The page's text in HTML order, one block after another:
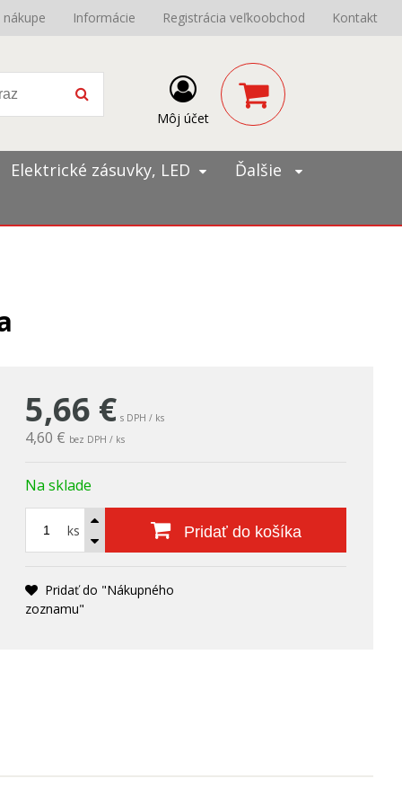
Informácie Registrácia veľkoobchod Kontakt
Môj účet
Elektrické zásuvky, LED Ďalšie
5,66 € s DPH / ks
4,60 € bez DPH / ks
Na sklade
ks Pridať do košíka
Pridať do "Nákupného
zoznamu"